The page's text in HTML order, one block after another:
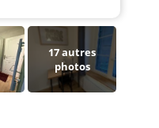
17autres
photos